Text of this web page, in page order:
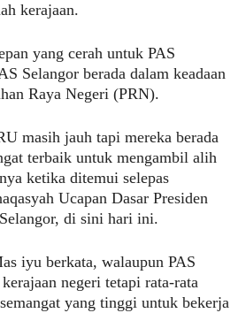
kerajaan.
yang cerah untuk PAS
Selangor berada dalam keadaan
Raya Negeri (PRN).
masih jauh tapi mereka berada
terbaik untuk mengambil alih
ketika ditemui selepas
Ucapan Dasar Presiden
di sini hari ini.
iyu berkata, walaupun PAS
negeri tetapi rata-rata
yang tinggi untuk bekerja